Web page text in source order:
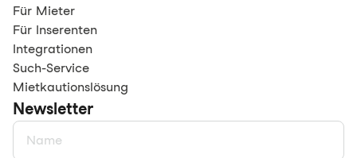
Für Mieter
Für Inserenten
Integrationen
Such-Service
Mietkautionslösung
Newsletter